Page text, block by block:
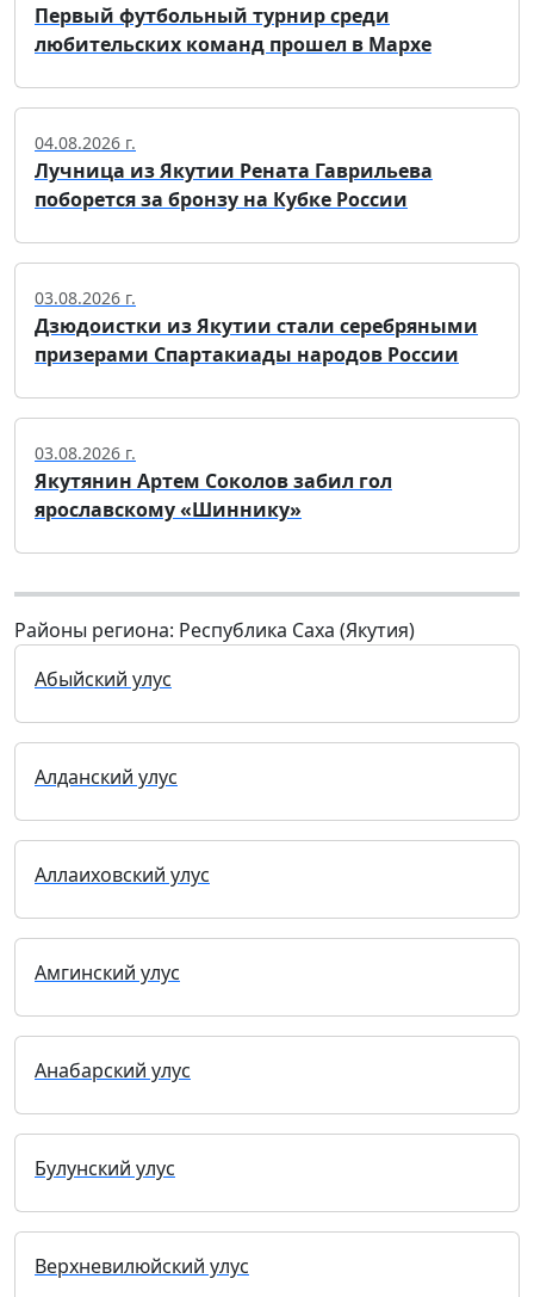
Первый футбольный турнир среди
любительских команд прошел в Мархе
04.08.2026 г.
Лучница из Якутии Рената Гаврильева
поборется за бронзу на Кубке России
03.08.2026 г.
Дзюдоистки из Якутии стали серебряными
призерами Спартакиады народов России
03.08.2026 г.
Якутянин Артем Соколов забил гол
ярославскому «Шиннику»
Районы региона: Республика Саха (Якутия)
Абыйский улус
Алданский улус
Аллаиховский улус
Амгинский улус
Анабарский улус
Булунский улус
Верхневилюйский улус